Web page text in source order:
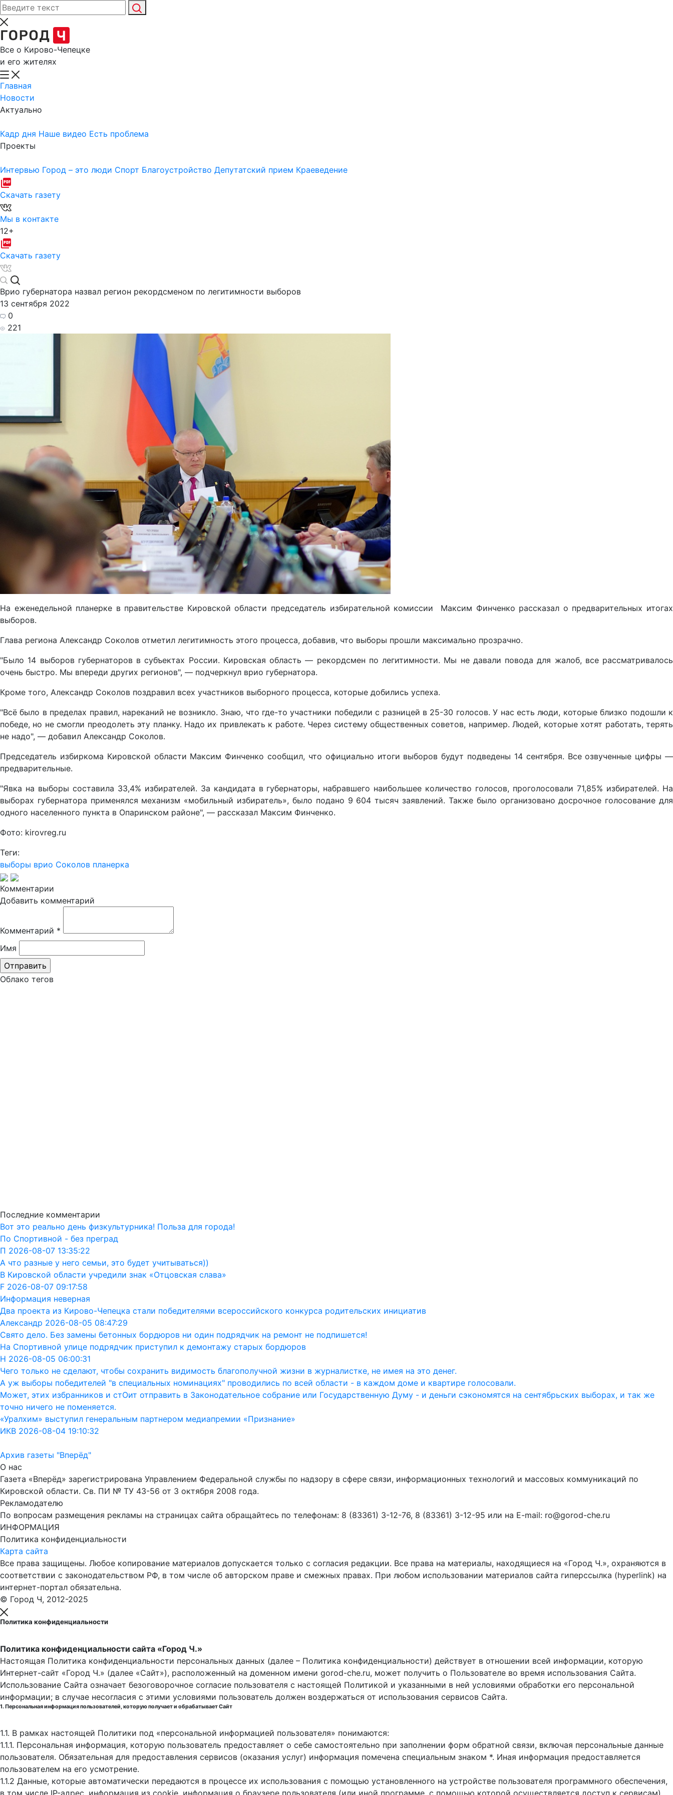
Все о Кирово-Чепецке
и его жителях
Главная
Новости
Актуально
Кадр дня Наше видео Есть проблема
Проекты
Интервью Город – это люди Спорт Благоустройство Депутатский прием Краеведение
Скачать газету
Мы в контакте
12+
Скачать газету
Врио губернатора назвал регион рекордсменом по легитимности выборов
13 сентября 2022
0
221
На еженедельной планерке в правительстве Кировской области председатель избирательной комиссии Максим Финченко рассказал о предварительных итогах
выборов.
Глава региона Александр Соколов отметил легитимность этого процесса, добавив, что выборы прошли максимально прозрачно.
"Было 14 выборов губернаторов в субъектах России. Кировская область — рекордсмен по легитимности. Мы не давали повода для жалоб, все рассматривалось
очень быстро. Мы впереди других регионов", — подчеркнул врио губернатора.
Кроме того, Александр Соколов поздравил всех участников выборного процесса, которые добились успеха.
"Всё было в пределах правил, нареканий не возникло. Знаю, что где-то участники победили с разницей в 25-30 голосов. У нас есть люди, которые близко подошли к
победе, но не смогли преодолеть эту планку. Надо их привлекать к работе. Через систему общественных советов, например. Людей, которые хотят работать, терять
не надо", — добавил Александр Соколов.
Председатель избиркома Кировской области Максим Финченко сообщил, что официально итоги выборов будут подведены 14 сентября. Все озвученные цифры —
предварительные.
"Явка на выборы составила 33,4% избирателей. За кандидата в губернаторы, набравшего наибольшее количество голосов, проголосовали 71,85% избирателей. На
выборах губернатора применялся механизм «мобильный избиратель», было подано 9 604 тысяч заявлений. Также было организовано досрочное голосование для
одного населенного пункта в Опаринском районе", — рассказал Максим Финченко.
Фото: kirovreg.ru
Теги:
выборы врио Соколов планерка
Комментарии
Добавить комментарий
Комментарий *
Имя
Облако тегов
Последние комментарии
Вот это реально день физкультурника! Польза для города!
По Спортивной - без преград
П 2026-08-07 13:35:22
А что разные у него семьи, это будет учитываться))
В Кировской области учредили знак «Отцовская слава»
F 2026-08-07 09:17:58
Информация неверная
Два проекта из Кирово-Чепецка стали победителями всероссийского конкурса родительских инициатив
Александр 2026-08-05 08:47:29
Свято дело. Без замены бетонных бордюров ни один подрядчик на ремонт не подпишется!
На Спортивной улице подрядчик приступил к демонтажу старых бордюров
Н 2026-08-05 06:00:31
Чего только не сделают, чтобы сохранить видимость благополучной жизни в журналистке, не имея на это денег.
А уж выборы победителей "в специальных номинациях" проводились по всей области - в каждом доме и квартире голосовали.
Может, этих избранников и стОит отправить в Законодательное собрание или Государственную Думу - и деньги сэкономятся на сентябрьских выборах, и так же
точно ничего не поменяется.
«Уралхим» выступил генеральным партнером медиапремии «Признание»
ИКВ 2026-08-04 19:10:32
Архив газеты "Вперёд"
О нас
Газета «Вперёд» зарегистрирована Управлением Федеральной службы по надзору в сфере связи, информационных технологий и массовых коммуникаций по
Кировской области. Св. ПИ № ТУ 43-56 от 3 октября 2008 года.
Рекламодателю
По вопросам размещения рекламы на страницах сайта обращайтесь по телефонам: 8 (83361) 3-12-76, 8 (83361) 3-12-95 или на E-mail: ro@gorod-che.ru
ИНФОРМАЦИЯ
Политика конфиденциальности
Карта сайта
Все права защищены. Любое копирование материалов допускается только с согласия редакции. Все права на материалы, находящиеся на «Город Ч.», охраняются в
соответствии с законодательством РФ, в том числе об авторском праве и смежных правах. При любом использовании материалов сайта гиперссылка (hyperlink) на
интернет-портал обязательна.
© Город Ч, 2012-2025
Политика конфиденциальности
Политика конфиденциальности сайта «Город Ч.»
Настоящая Политика конфиденциальности персональных данных (далее – Политика конфиденциальности) действует в отношении всей информации, которую
Интернет-сайт «Город Ч.» (далее «Сайт»), расположенный на доменном имени gorod-che.ru, может получить о Пользователе во время использования Cайта.
Использование Сайта означает безоговорочное согласие пользователя с настоящей Политикой и указанными в ней условиями обработки его персональной
информации; в случае несогласия с этими условиями пользователь должен воздержаться от использования сервисов Сайта.
1. Персональная информация пользователей, которую получает и обрабатывает Сайт
1.1. В рамках настоящей Политики под «персональной информацией пользователя» понимаются:
1.1.1. Персональная информация, которую пользователь предоставляет о себе самостоятельно при заполнении форм обратной связи, включая персональные данные
пользователя. Обязательная для предоставления сервисов (оказания услуг) информация помечена специальным знаком *. Иная информация предоставляется
пользователем на его усмотрение.
1.1.2 Данные, которые автоматически передаются в процессе их использования с помощью установленного на устройстве пользователя программного обеспечения,